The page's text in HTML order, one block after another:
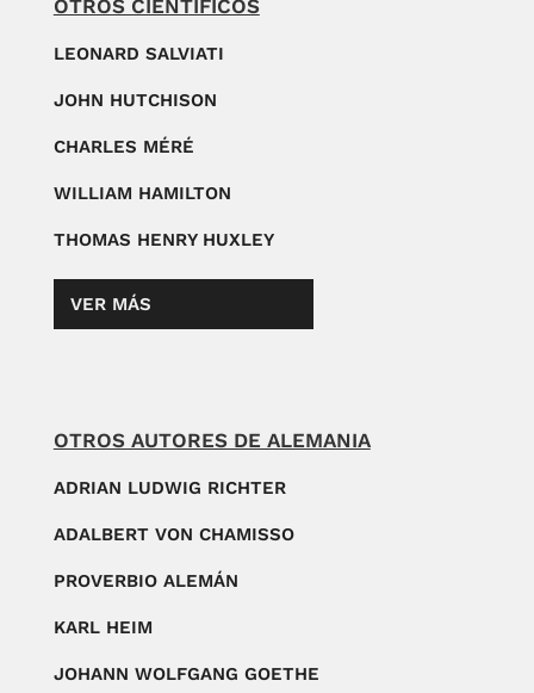
OTROS CIENTÍFICOS
LEONARD SALVIATI
JOHN HUTCHISON
CHARLES MÉRÉ
WILLIAM HAMILTON
THOMAS HENRY HUXLEY
VER MÁS
OTROS AUTORES DE ALEMANIA
ADRIAN LUDWIG RICHTER
ADALBERT VON CHAMISSO
PROVERBIO ALEMÁN
KARL HEIM
JOHANN WOLFGANG GOETHE